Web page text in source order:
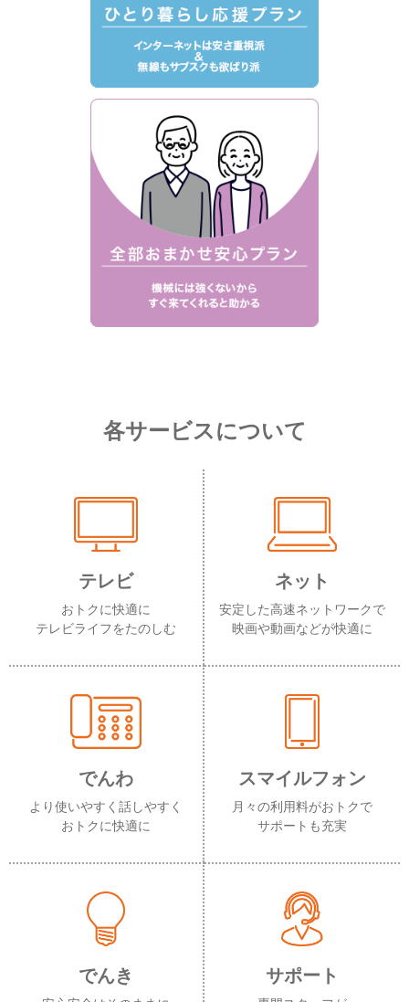
各サービスについて
テレビ
おトクに快適に
テレビライフをたのしむ
ネット
安定した高速ネットワークで
映画や動画などが快適に
でんわ
より使いやすく話しやすく
おトクに快適に
スマイルフォン
月々の利用料がおトクで
サポートも充実
でんき サポート